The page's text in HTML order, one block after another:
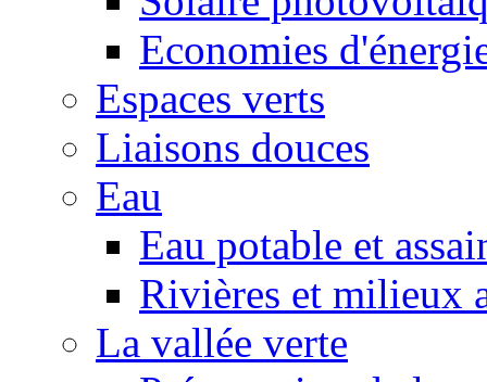
Economies
Espaces verts
Liaisons douces
Eau
Eau potable et
Rivières et milieux
La vallée verte